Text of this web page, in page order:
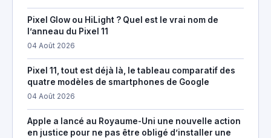
Pixel Glow ou HiLight ? Quel est le vrai nom de
l’anneau du Pixel 11
04 Août 2026
Pixel 11, tout est déjà là, le tableau comparatif des
quatre modèles de smartphones de Google
04 Août 2026
Apple a lancé au Royaume-Uni une nouvelle action
en justice pour ne pas être obligé d’installer une